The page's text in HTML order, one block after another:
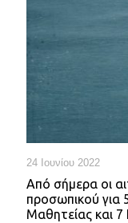
24 Ιουνίου 2022
Από σήμερα οι
προσωπικού για
Μαθητείας και 7